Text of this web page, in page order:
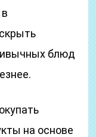
блюд
на основе